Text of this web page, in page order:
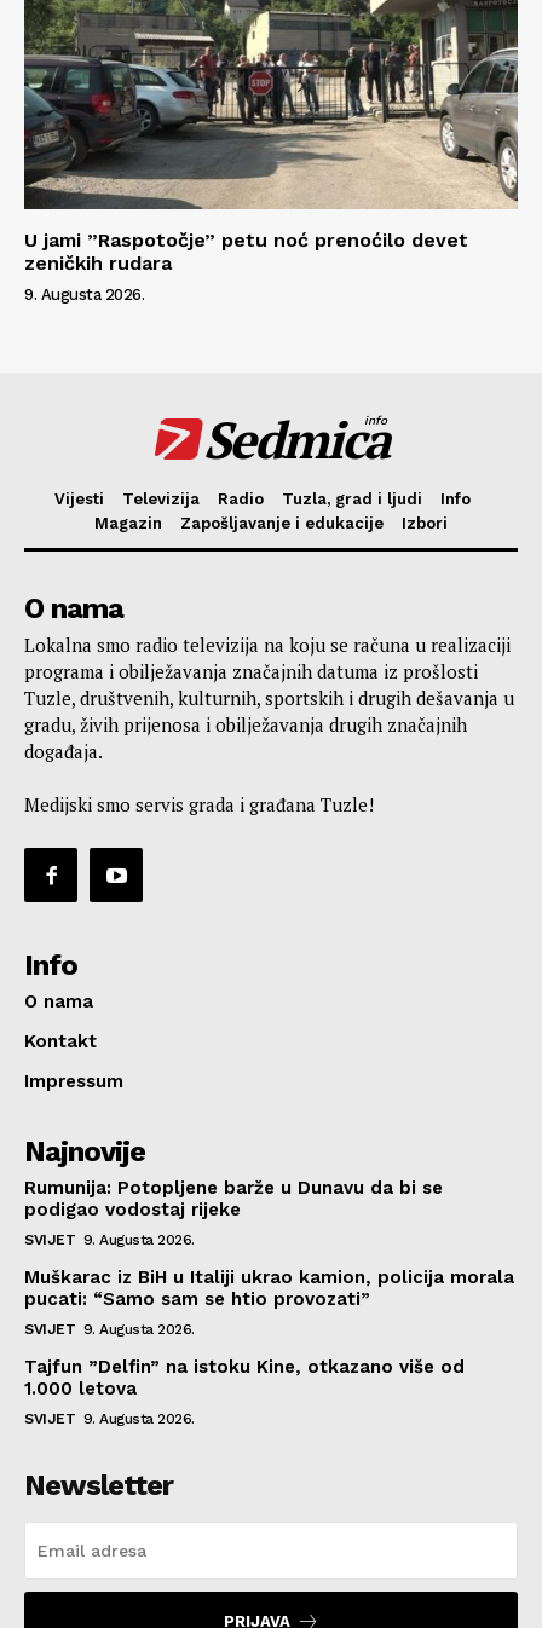
U jami ”Raspotočje” petu noć prenoćilo devet
zeničkih rudara
9. Augusta 2026.
Sedmica
info
Vijesti Televizija Radio Tuzla, grad i ljudi
Info
Magazin
Zapošljavanje i edukacije Izbori
O nama
Lokalna smo radio televizija na koju se računa u realizaciji
programa i obilježavanja značajnih datuma iz prošlosti
Tuzle, društvenih, kulturnih, sportskih i drugih dešavanja u
gradu, živih prijenosa i obilježavanja drugih značajnih
događaja.
Medijski smo servis grada i građana Tuzle!
Info
O nama
Kontakt
Impressum
Najnovije
Rumunija: Potopljene barže u Dunavu da bi se
podigao vodostaj rijeke
SVIJET 9. Augusta 2026.
Muškarac iz BiH u Italiji ukrao kamion, policija morala
pucati: “Samo sam se htio provozati”
SVIJET 9. Augusta 2026.
Tajfun ”Delfin” na istoku Kine, otkazano više od
1.000 letova
SVIJET 9. Augusta 2026.
Newsletter
PRIJAVA